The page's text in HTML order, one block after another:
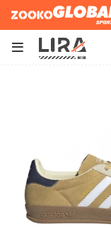
Zooko Global Sports
